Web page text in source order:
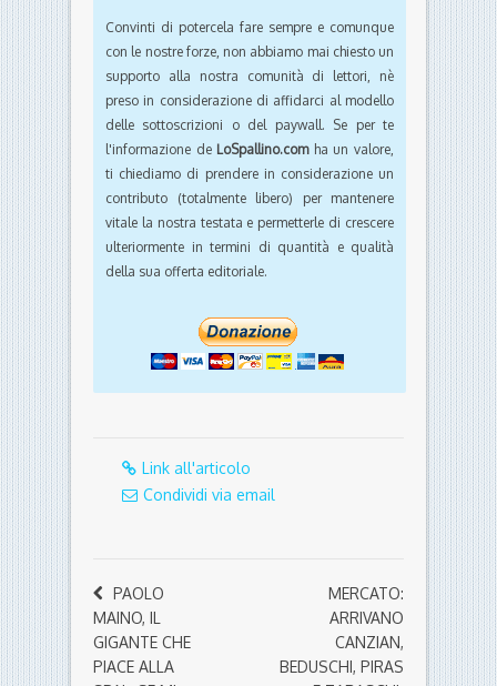
Convinti di potercela fare sempre e comunque
con le nostre forze, non abbiamo mai chiesto un
supporto alla nostra comunità di lettori, nè
preso in considerazione di affidarci al modello
delle sottoscrizioni o del paywall. Se per te
l'informazione de LoSpallino.comha un valore,
ti chiediamo di prendere in considerazione un
contributo (totalmente libero) per mantenere
vitale la nostra testata e permetterle di crescere
ulteriormente in termini di quantità e qualità
della sua offerta editoriale.
Link all'articolo
Condividi via email
PAOLO
MAINO, IL
GIGANTE CHE
PIACE ALLA
MERCATO:
ARRIVANO
CANZIAN,
BEDUSCHI, PIRAS